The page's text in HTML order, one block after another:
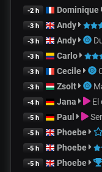
-2 h Dominique
-3 h Andy
-3 h Andy
-3 h Carlo
-3 h Cecile
-3 h Zsolt
-4 h Jana El
-5 h Paul
-5 h Phoebe
-5 h Phoebe
-5 h Phoebe